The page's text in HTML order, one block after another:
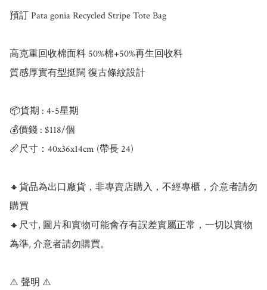
預訂 Pata gonia Recycled Stripe Tote Bag
高克重回收棉面料 50%棉+50%再生回收料
質感厚實有型挺闊 復古條紋設計
📦貨期 : 4-5星期
💰價錢 : $118/個
📏尺寸：40x36x14cm (帶長 24)
🔸貨品為出口廠貨，非專賣店購入，不經專櫃，介意者請勿
購買
🔸尺寸, 圖片和實物可能會存有誤差實屬正常，一切以實物
為準, 介意者請勿購買。
⚠️ 聲明 ⚠️